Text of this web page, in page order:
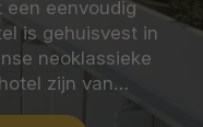
een eenvoudig
is gehuisvest in
neoklassieke
zijn van…